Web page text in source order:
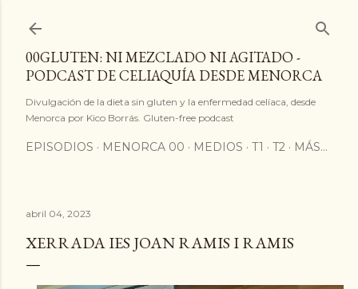
00GLUTEN: NI MEZCLADO NI AGITADO -
PODCAST DE CELIAQUÍA DESDE MENORCA
Divulgación de la dieta sin gluten y la enfermedad celíaca, desde
Menorca por Kico Borrás. Gluten-free podcast
EPISODIOS MENORCA 00 MEDIOS T1 T2 MÁS…
abril 04, 2023
XERRADA IES JOAN RAMIS I RAMIS